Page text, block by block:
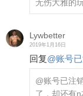
无伤大雅的
Lywbetter
2019年1月16日
回复@账号
@账号已注
了，却还有n